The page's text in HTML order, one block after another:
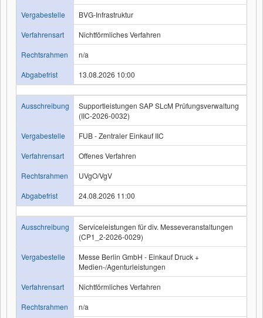
Vergabestelle
BVG-Infrastruktur
Verfahrensart
Nichtförmliches Verfahren
Rechtsrahmen
n/a
Abgabefrist
13.08.2026 10:00
Ausschreibung
Supportleistungen SAP SLcM Prüfungsverwaltung
(IIC-2026-0032)
Vergabestelle
FUB - Zentraler Einkauf IIC
Verfahrensart
Offenes Verfahren
Rechtsrahmen
UVgO/VgV
Abgabefrist
24.08.2026 11:00
Ausschreibung
Serviceleistungen für div. Messeveranstaltungen
(CP1_2-2026-0029)
Vergabestelle
Messe Berlin GmbH - Einkauf Druck +
Medien-/Agenturleistungen
Verfahrensart
Nichtförmliches Verfahren
Rechtsrahmen
n/a